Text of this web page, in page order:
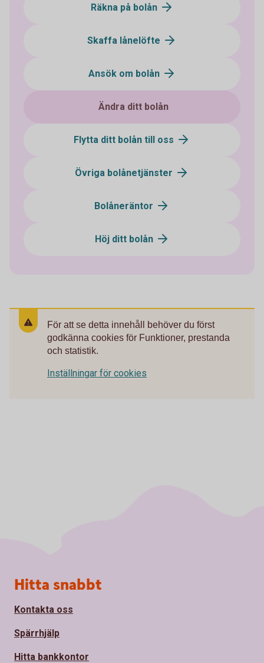
Räkna på bolån
Skaffa lånelöfte
Ansök om bolån
Ändra ditt bolån
Flytta ditt bolån till oss
Övriga bolånetjänster
Bolåneräntor
Höj ditt bolån
För att se detta innehåll behöver du först
godkänna cookies för Funktioner, prestanda
och statistik.
Inställningar för cookies
Sidfot
Hitta snabbt
Kontakta oss
Spärrhjälp
Hitta bankkontor